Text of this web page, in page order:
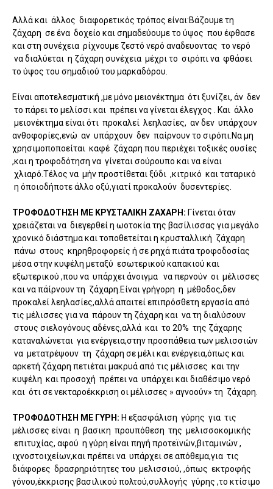
Αλλά και άλλος διαφορετικός τρόπος είναι:Βάζουμε τη
ζάχαρη σε ένα δοχείο και σημαδεύουμε το ύψος που έφθασε
και στη συνέχεια ρίχνουμε ζεστό νερό αναδευοντας το νερό
να διαλύεται η ζάχαρη συνέχεια μέχρι το σιρόπι να φθάσει
το ύψος του σημαδιού του μαρκαδόρου.
Είναι αποτελεσματική ,με μόνο μειονέκτημα ότι ξυνίζει, άν δεν
το πάρει το μελίσσι και πρέπει να γίνεται έλεγχος . Και άλλο
μειονέκτημα είναι ότι προκαλεί λεηλασίες, αν δεν υπάρχουν
ανθοφορίες,ενώ αν υπάρχουν δεν παίρνουν το σιρόπι.Να μη
χρησιμοποποείται καφέ ζάχαρη που περιέχει τοξικές ουσίες
,και η τροφοδότηση να γίνεται σούρουπο και να είναι
χλιαρό.Τέλος να μήν προστίθεται ξύδι ,κιτρικό και ταταρικό
η όποιοδήποτε άλλο οξύ,γιατί προκαλούν δυσεντερίες.
ΤΡΟΦΟΔΟΤΗΣΗ ΜΕ ΚΡΥΣΤΑΛΙΚΗ ΖΑΧΑΡΗ: Γίνεται όταν
χρειάζεται να διεγερθεί η ωοτοκία της βασίλισσας για μεγάλο
χρονικό διάστημα και τοποθετείται η κρυσταλλική ζάχαρη
πάνω στους κηρηθροφορείς ή σε ρηχά πιάτα τροφοδοσίας
μέσα στην κυψέλη μεταξύ εσωτερικού καπακιού και
εξωτερικού ,που να υπάρχει άνοιγμα να περνούν οι μέλισσες
και να πάίρνουν τη ζάχαρη.Είναι γρήγορη η μέθοδος,δεν
προκαλεί λεηλασίες,αλλά απαιτεί επιπρόσθετη εργασία από
τις μέλισσες για να πάρουν τη ζάχαρη και να τη διαλύσουν
στους σιελογόνους αδένες,αλλά και το 20% της ζάχαρης
καταναλώνεται για ενέργεια,στην προσπάθεια των μελισσιών
να μετατρέψουν τη ζάχαρη σε μέλι και ενέργεια,όπως και
αρκετή ζάχαρη πετιέται μακρυά από τις μέλισσες και την
κυψέλη και προσοχή πρέπει να υπάρχει και διαθέσιμο νερό
και ότι σε νεκταροέκκριση οι μέλισσες » αγνοούν» τη ζάχαρη.
ΤΡΟΦΟΔΟΤΗΣΗ ΜΕ ΓΥΡΗ: Η εξασφάλιση γύρης για τις
μέλισσες είναι η βασικη προυπόθεση της μελισσοκομικής
επιτυχίας, αφού η γύρη είναι πηγή προτεϊνών,βιταμινών ,
ιχνοστοιχείων,και πρέπει να υπάρχει σε απόθεμα,για τις
διάφορες δρασρηριότητες του μελισσιού, ,όπως εκτροφής
γόνου,έκκρισης βασιλικού πολτού,συλλογής γύρης ,το κτίσιμο